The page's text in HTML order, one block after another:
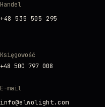
Handel
+48 535 505 295
Księgowość
+48 500 797 008
E-mail
info@elwolight.com